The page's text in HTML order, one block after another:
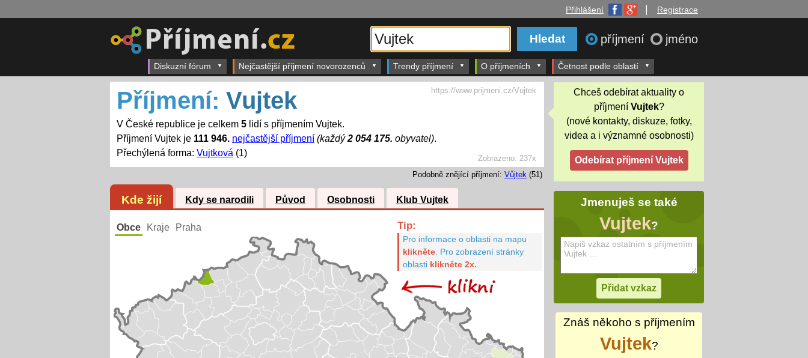
Přihlášení Registrace
příjmení jméno
Diskuzní fórum Nejčastější příjmení novorozenců Trendy příjmení O příjmeních Četnost podle oblastí
Zobrazeno:237x
Příjmení: Vujtek
V České republice je celkem 5lidí s příjmením Vujtek.
Příjmení Vujtek je 111 946. nejčastější příjmení (každý2 054 175. obyvatel).
Přechýlená forma: Vujtková (1)
https://www.prijmeni.cz/Vujtek
Podobně znějící příjmení: Vůjtek (51)
Kde žijí Kdy se narodili Původ Osobnosti Klub Vujtek
Obce Kraje Praha Tip:
Pro informace o oblasti na mapu
klikněte. Pro zobrazení stránky
oblasti klikněte 2x.
Chceš odebírat aktuality o
příjmení Vujtek?
(nové kontakty, diskuze, fotky,
videa a i významné osobnosti)
Jmenuješ se také
Vujtek?
Znáš někoho s příjmením
Vujtek?